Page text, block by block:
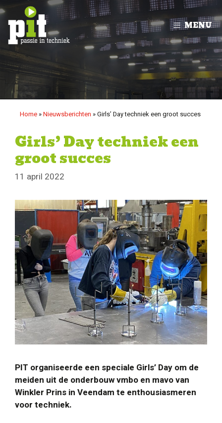
Ga
naar
inhoud
MENU
Home»Nieuwsberichten »Girls’ Day techniek een groot succes
Girls’ Day techniek een
groot succes
11 april 2022
PIT organiseerde een speciale Girls’ Day om de
meiden uit de onderbouw vmbo en mavo van
Winkler Prins in Veendam te enthousiasmeren
voor techniek.